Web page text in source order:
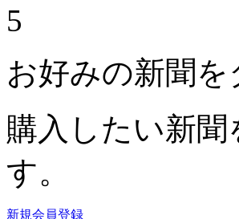
5
お好みの新聞
購入したい新
す。
新規会員登録